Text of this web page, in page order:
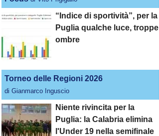
“Indice di sportività”, per la
Puglia qualche luce, troppe
ombre
Torneo delle Regioni 2026
di Gianmarco Inguscio
Niente rivincita per la
Puglia: la Calabria elimina
l'Under 19 nella semifinale